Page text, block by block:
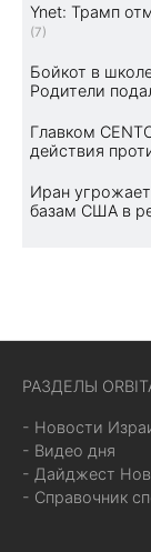
Ynet: Трамп
(7)
Бойкот в
Родители
Главком
действия
Иран
базам США в
РАЗДЕЛЫ
- Новости
- Видео дня
- Дайджест
- Справочник